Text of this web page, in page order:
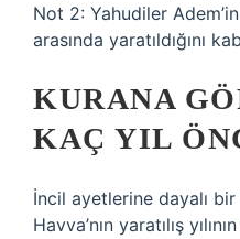
Not 2: Yahudiler
arasında yaratıldığını
KURANA
KAÇ YIL
İncil ayetlerine dayalı
Havva’nın yaratılış